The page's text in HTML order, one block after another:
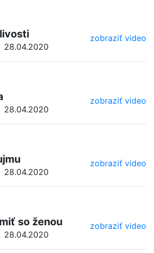
zobraziť video
28.04.2020
zobraziť video
28.04.2020
zobraziť video
28.04.2020
so ženou
zobraziť video
28.04.2020